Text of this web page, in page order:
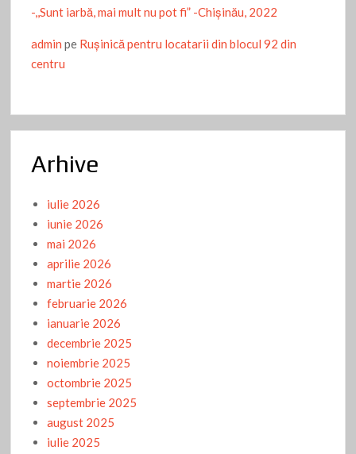
-,,Sunt iarbă, mai mult nu pot fi” -Chişinău, 2022
admin pe Ruşinică pentru locatarii din blocul 92 din
centru
Arhive
iulie 2026
iunie 2026
mai 2026
aprilie 2026
martie 2026
februarie 2026
ianuarie 2026
decembrie 2025
noiembrie 2025
octombrie 2025
septembrie 2025
august 2025
iulie 2025